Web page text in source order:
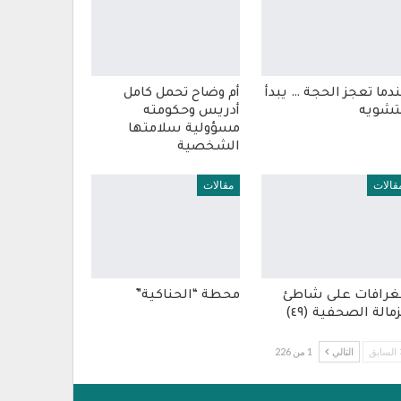
تعجز الحجة … يبدأ
أم وضاح تحمل كامل
أدريس وحكومته
مسؤولية سلامتها
الشخصية
على شاطئ
الصحفية (٤٩)
مقالات
محطة “الحناكية”
السابق التالي 1 من 226